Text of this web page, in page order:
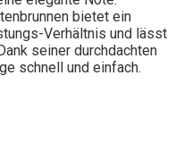
bietet ein
Verhältnis und lässt
seiner durchdachten
schnell und einfach.